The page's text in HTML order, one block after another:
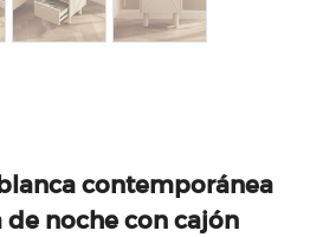
contemporánea
noche con cajón